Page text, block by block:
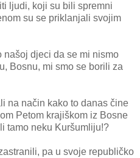
ljudi, koji su bili spremni
su se priklanjali svojim
našoj djeci da se mi nismo
Bosnu, mi smo se borili za
na način kako to danas čine
Petom krajiškom iz Bosne
tamo neku Kuršumliju!?
pa u svoje republičko